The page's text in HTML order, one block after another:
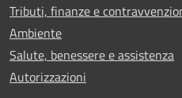
Tributi, finanze e
Ambiente
Salute, benessere e assistenza
Autorizzazioni